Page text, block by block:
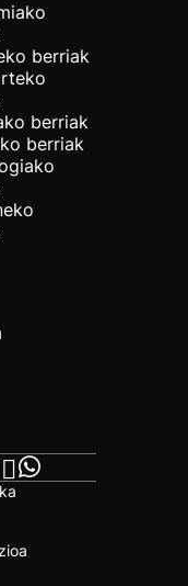
berriak
berriak
berriak